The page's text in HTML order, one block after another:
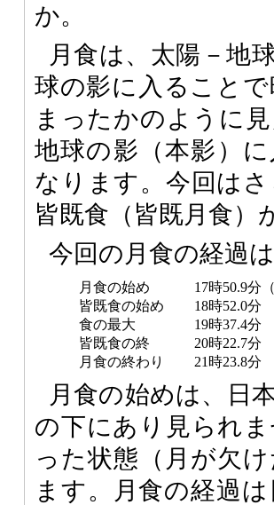
か。
月食は、太陽－地
球の影に入ること
まったかのように
地球の影（本影）
なります。今回は
皆既食（皆既月食）
今回の月食の経過
月食の始め
17時50.9分
皆既食の始め
18時52.0分
食の最大
19時37.4分
皆既食の終
20時22.7分
月食の終わり
21時23.8分
月食の始めは、日
の下にあり見られ
った状態（月が欠
ます。月食の経過